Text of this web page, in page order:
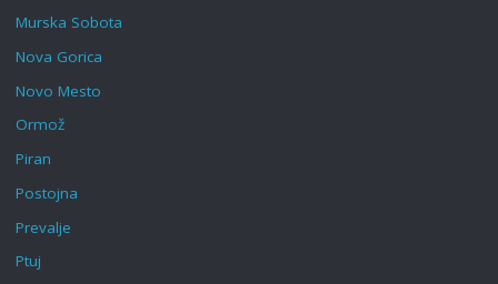
Murska Sobota
Nova Gorica
Novo Mesto
Ormož
Piran
Postojna
Prevalje
Ptuj